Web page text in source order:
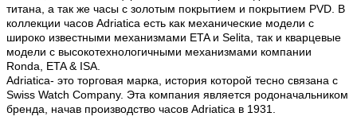
титана, а так же часы с золотым покрытием и покрытием PVD. В
коллекции часов Adriatica есть как механические модели с
широко известными механизмами ETA и Selita, так и кварцевые
модели с высокотехнологичными механизмами компании
Ronda, ETA & ISA.
Adriatica- это торговая марка, история которой тесно связана с
Swiss Watch Company. Эта компания является родоначальником
бренда, начав производство часов Adriatica в 1931.